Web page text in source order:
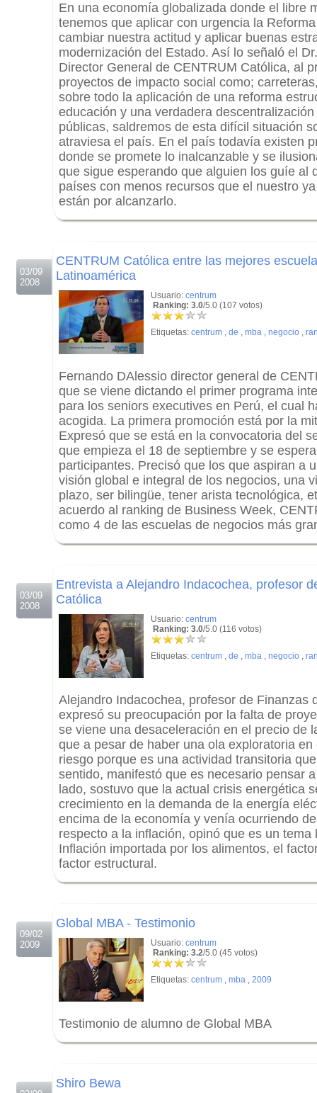
En una economía globalizada donde el libre
tenemos que aplicar con urgencia la
cambiar nuestra actitud y aplicar buenas
modernización del Estado. Así lo señaló el
Director General de CENTRUM Católica, al
proyectos de impacto social como;
sobre todo la aplicación de una reforma
educación y una verdadera
públicas, saldremos de esta difícil situación
atraviesa el país. En el país todavía existen
donde se promete lo inalcanzable y se
que sigue esperando que alguien los guíe al
países con menos recursos que el nuestro
están por alcanzarlo.
03/09
2008
CENTRUM Católica entre las mejores
Latinoamérica
Usuario: centrum
Ranking: 3.0/5.0 (107 votos)
Etiquetas: centrum , de , mba , negocio ,
Fernando DAlessio director general de
que se viene dictando el primer programa
para los seniors executives en Perú, el cual
acogida. La primera promoción está por la
Expresó que se está en la convocatoria del
que empieza el 18 de septiembre y se
participantes. Precisó que los que aspiran a
visión global e integral de los negocios, una
plazo, ser bilingüe, tener arista tecnológica,
acuerdo al ranking de Business Week,
como 4 de las escuelas de negocios más
03/09
2008
Entrevista a Alejandro Indacochea, profesor
Católica
Usuario: centrum
Ranking: 3.0/5.0 (116 votos)
Etiquetas: centrum , de , mba , negocio ,
Alejandro Indacochea, profesor de Finanzas
expresó su preocupación por la falta de
se viene una desaceleración en el precio de
que a pesar de haber una ola exploratoria
riesgo porque es una actividad transitoria
sentido, manifestó que es necesario pensar
lado, sostuvo que la actual crisis energética
crecimiento en la demanda de la energía
encima de la economía y venía ocurriendo
respecto a la inflación, opinó que es un
Inflación importada por los alimentos, el
factor estructural.
09/02
2009
Global MBA - Testimonio
Usuario: centrum
Ranking: 3.2/5.0 (45 votos)
Etiquetas: centrum , mba , 2009
Testimonio de alumno de Global MBA
Shiro Bewa